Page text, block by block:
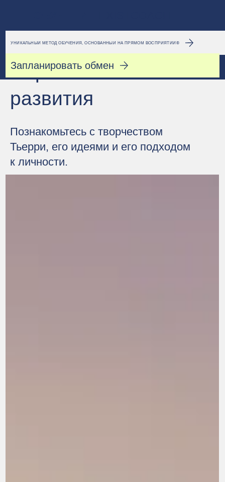
УНИКАЛЬНЫЙ МЕТОД ОБУЧЕНИЯ, ОСНОВАННЫЙ НА ПРЯМОМ ВОСПРИЯТИИ®
Запланировать обмен
Перспективы
развития
Познакомьтесь с творчеством
Тьерри, его идеями и его подходом
к личности.